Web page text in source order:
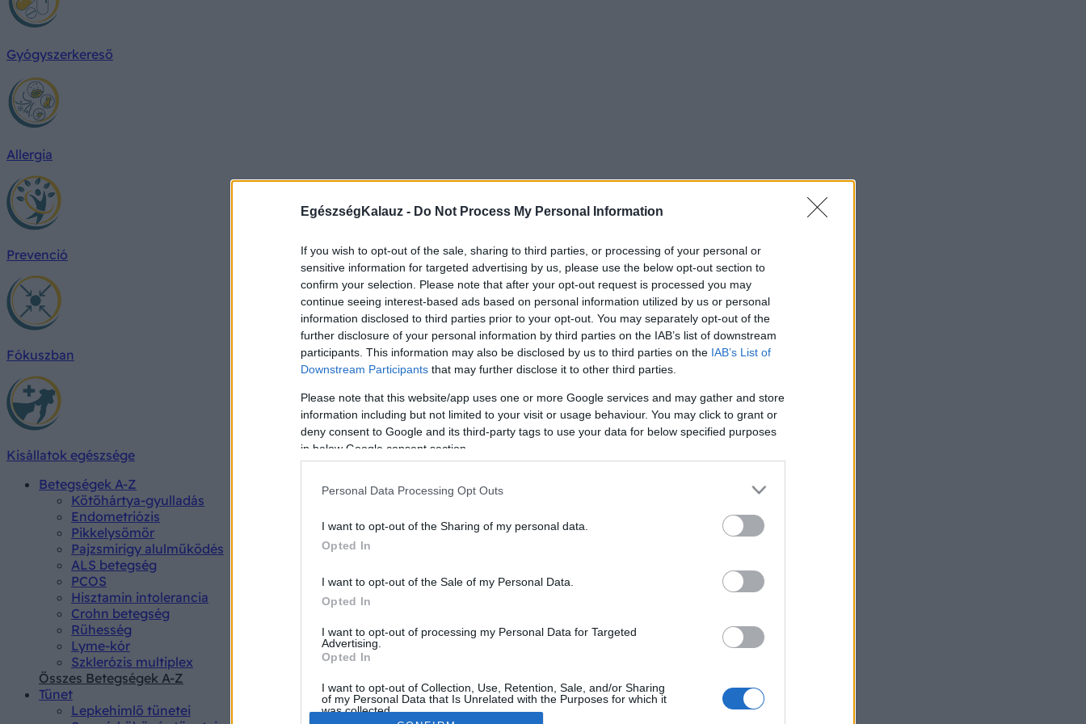
EgészségKalauz - Do Not Process My Personal Information
If you wish to opt-out of the sale, sharing to third parties, or processing of your personal or
sensitive information for targeted advertising by us, please use the below opt-out section to
confirm your selection. Please note that after your opt-out request is processed you may
continue seeing interest-based ads based on personal information utilized by us or personal
information disclosed to third parties prior to your opt-out. You may separately opt-out of the
further disclosure of your personal information by third parties on the IAB’s list of downstream
participants. This information may also be disclosed by us to third parties on the IAB’s List of
Downstream Participants that may further disclose it to other third parties.
Please note that this website/app uses one or more Google services and may gather and store
information including but not limited to your visit or usage behaviour. You may click to grant or
deny consent to Google and its third-party tags to use your data for below specified purposes
in below Google consent section.
Personal Data Processing Opt Outs
I want to opt-out of the Sharing of my personal data.
Opted In
I want to opt-out of the Sale of my Personal Data.
Opted In
I want to opt-out of processing my Personal Data for Targeted
Advertising.
Opted In
I want to opt-out of Collection, Use, Retention, Sale, and/or Sharing
of my Personal Data that Is Unrelated with the Purposes for which it
was collected.
Gyógyszerkereső
Allergia
Prevenció
Fókuszban
Kisállatok egészsége
Betegségek A-Z
Kötőhártya-gyulladás
Endometriózis
Pikkelysömör
Pajzsmirigy alulműködés
ALS betegség
PCOS
Hisztamin intolerancia
Crohn betegség
Rühesség
Lyme-kór
Szklerózis multiplex
Összes Betegségek A-Z
Tünet
Lepkehimlő tünetei